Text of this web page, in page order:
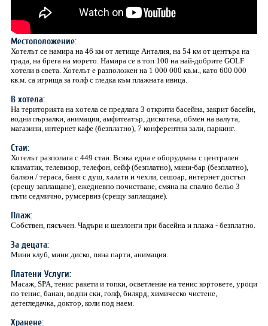
Местоположение:
Хотелът се намира на 46 км от летище Анталия, на 54 км от центъра на
града, на брега на морето. Намира се в топ 100 на най-добрите GOLF
хотели в света. Хотелът е разположен на 1 000 000 кв.м., като 600 000
кв.м. са игрища за голф с гледка към плажната ивица.
В хотела:
На територията на хотела се предлага 3 открити басейна, закрит басейн,
водни пързалки, анимация, амфитеатър, дискотека, обмен на валута,
магазини, интернет кафе (безплатно), 7 конферентни зали, паркинг.
Стаи:
Хотелът разполага с 449 стаи. Всяка една е оборудвана с централен
климатик, телевизор, телефон, сейф (безплатно), мини-бар (безплатно),
балкон / тераса, баня с душ, халати и чехли, сешоар, интернет достъп
(срещу заплащане), ежедневно почистване, смяна на спално бельо 3
пъти седмично, румсервиз (срещу заплащане).
Плаж:
Собствен, пясъчен. Чадъри и шезлонги при басейна и плажа - безплатно.
За децата:
Мини клуб, мини диско, пяна парти, анимация.
Платени Услуги:
Масаж, SPA, тенис ракети и топки, осветление на тенис кортовете, уроци
по тенис, банан, водни ски, голф, билярд, химическо чистене,
детегледачка, доктор, коли под наем.
Хранене: